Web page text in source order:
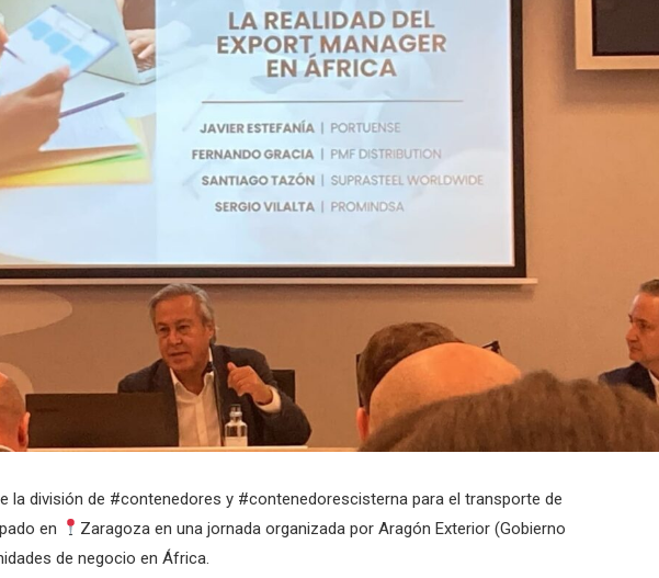
la división de #contenedores y #contenedorescisterna para el transporte de
en
Zaragoza en una jornada organizada por Aragón Exterior (Gobierno
de negocio en África.